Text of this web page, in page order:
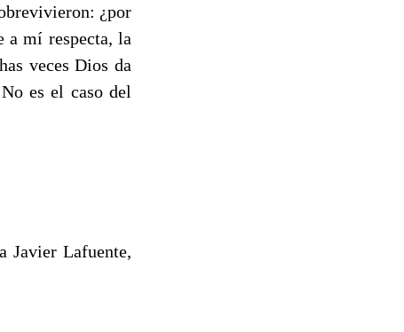
¿por
a mí respecta, la
veces Dios da
es el caso del
Javier Lafuente,